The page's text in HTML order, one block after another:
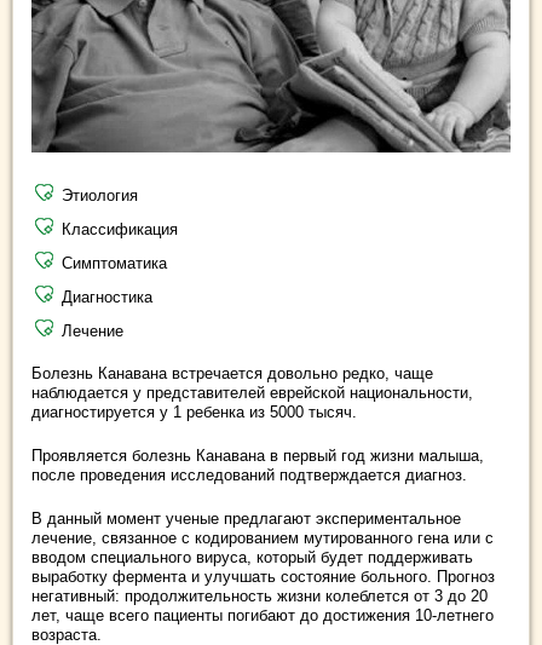
Этиология
Классификация
Симптоматика
Диагностика
Лечение
Болезнь Канавана встречается довольно редко, чаще
наблюдается у представителей еврейской национальности,
диагностируется у 1 ребенка из 5000 тысяч.
Проявляется болезнь Канавана в первый год жизни малыша,
после проведения исследований подтверждается диагноз.
В данный момент ученые предлагают экспериментальное
лечение, связанное с кодированием мутированного гена или с
вводом специального вируса, который будет поддерживать
выработку фермента и улучшать состояние больного. Прогноз
негативный: продолжительность жизни колеблется от 3 до 20
лет, чаще всего пациенты погибают до достижения 10-летнего
возраста.